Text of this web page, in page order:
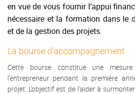
en vue de vous fournir l’appui
nécessaire et la formation dans le
et de la gestion des projets.
La bourse d’accompagnement
Cette bourse constitue une mesure
l’entrepreneur pendant la première
projet. L’objectif est de l’aider à